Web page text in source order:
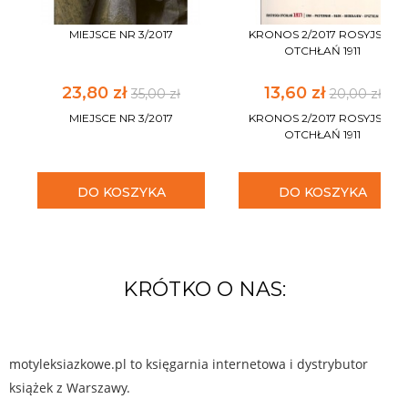
MIEJSCE NR 3/2017
23,80 zł 35,00 zł
MIEJSCE NR 3/2017
DO KOSZYKA
KRONOS 2/2017 ROSYJSKA
OTCHŁAŃ 1911
13,60 zł20,00 zł
KRONOS 2/2017 ROSYJSKA
OTCHŁAŃ 1911
DO KOSZYKA
KRÓTKO O NAS:
motyleksiazkowe.pl to księgarnia internetowa i dystrybutor
książek z Warszawy.